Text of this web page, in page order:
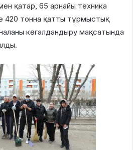
қатар, 65 арнайы техника
420 тонна қатты тұрмыстық
көгалдандыру мақсатында